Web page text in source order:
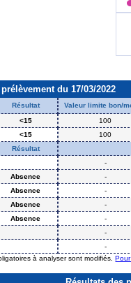
du 17/03/2022
Résultat
Valeur limite bon/
<15
100
<15
100
Résultat
-
Absence
-
Absence
-
Absence
-
Absence
-
-
-
à analyser sont modifiés.